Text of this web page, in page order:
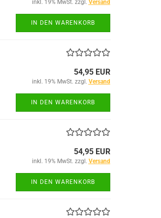
inkl. 19% MwSt. zzgl. Versand
IN DEN WARENKORB
54,95 EUR
inkl. 19% MwSt. zzgl. Versand
IN DEN WARENKORB
54,95 EUR
inkl. 19% MwSt. zzgl. Versand
IN DEN WARENKORB